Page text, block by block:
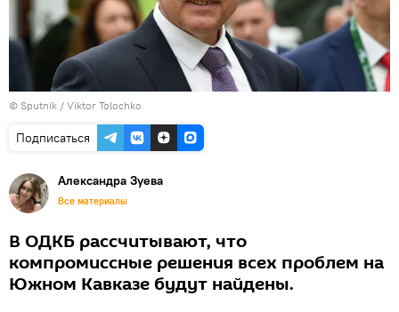
© Sputnik / Viktor Tolochko
Подписаться
Александра Зуева
Все материалы
В ОДКБ рассчитывают, что
компромиссные решения всех проблем на
Южном Кавказе будут найдены.